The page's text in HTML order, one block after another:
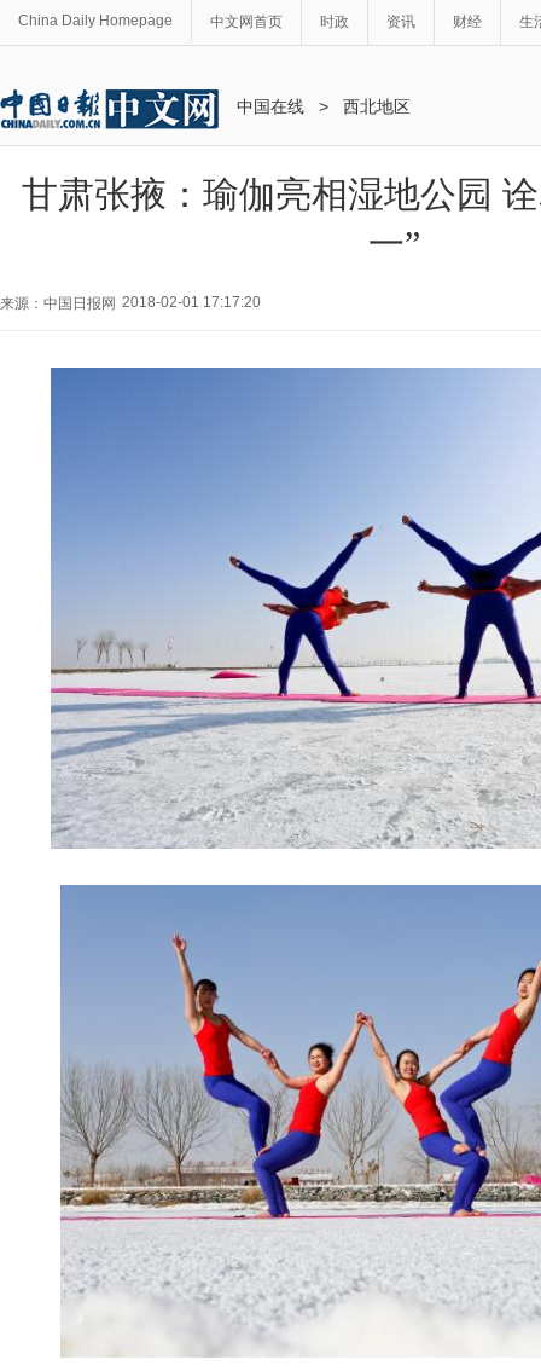
China Daily Homepage 中文网首页 时政 资讯 财经 生
中国在线 > 西北地区
甘肃张掖：瑜伽亮相湿地公园
一”
来源：中国日报网 2018-02-01 17:17:20